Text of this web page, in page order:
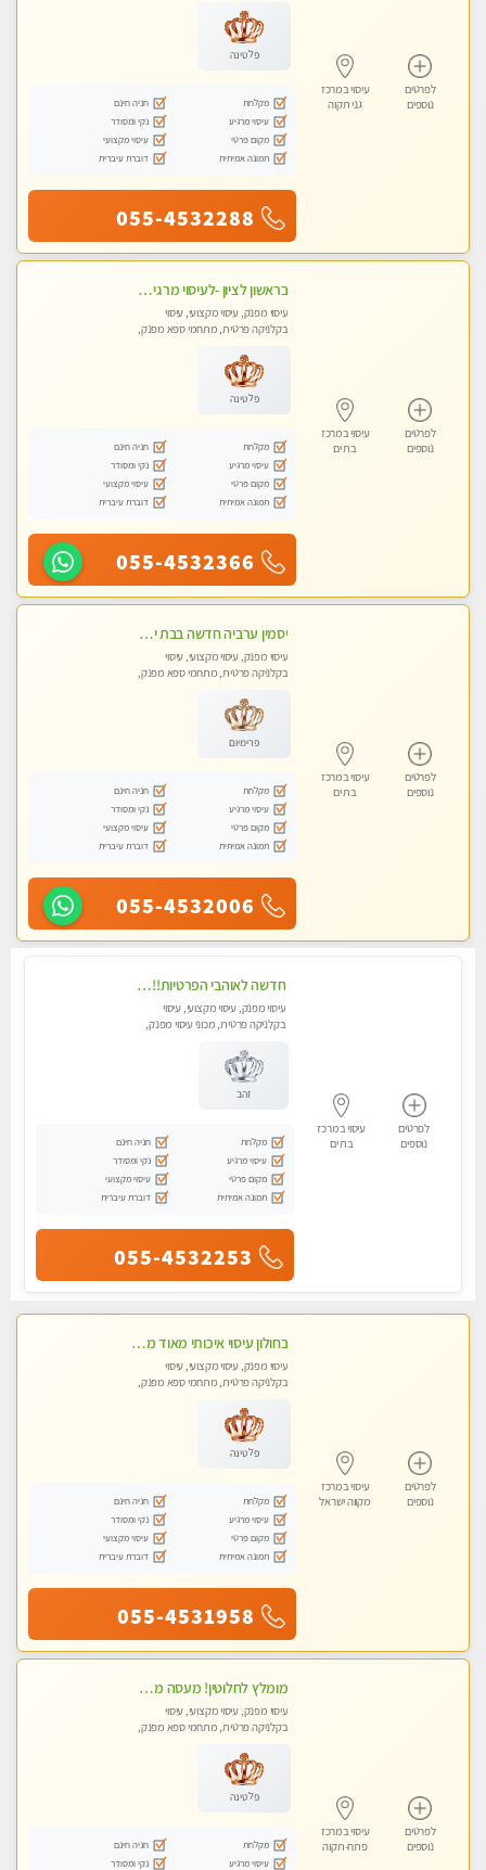
לפרטים
נוספים
עיסוי במרכז
גני תקוה
פלטינה
מקלחת
חניה חינם
עיסוי מרגיע
נקי ומסודר
מקום פרטי
עיסוי מקצועי
תמונה אמיתית
דוברת עיברית
055-4532288
לפרטים
נוספים
עיסוי במרכז
בת ים
בראשון לציון -לעיסוי מרגיע ומפנק VIP-מומלץ לחלוטין! פרטי! ​​​​​​ Highly recommended
עיסוי מפנק, עיסוי מקצועי, עיסוי
בקלניקה פרטית, מתחמי ספא מפנק,
פלטינה
מקלחת
חניה חינם
עיסוי מרגיע
נקי ומסודר
מקום פרטי
עיסוי מקצועי
תמונה אמיתית
דוברת עיברית
055-4532366
לפרטים
נוספים
עיסוי במרכז
בת ים
יסמין ערביה חדשה בבת ים חדש חדש .כל סוגי העיסויים במקום הכי מושלם בעיר בת ים . highly recommended..new in the city
עיסוי מפנק, עיסוי מקצועי, עיסוי
בקלניקה פרטית, מתחמי ספא מפנק,
טנטרה
פרימיום
מקלחת
חניה חינם
עיסוי מרגיע
נקי ומסודר
מקום פרטי
עיסוי מקצועי
תמונה אמיתית
דוברת עיברית
055-4532006
לפרטים
נוספים
עיסוי במרכז
בת ים
חדשה לאוהבי הפרטיות!!בראשון לציון! מעסה vip מפנקת בקליניקה פרטית לחלוטין!!! לבד! לרציניים בלבד! מומלץ!
עיסוי מפנק, עיסוי מקצועי, עיסוי
בקלניקה פרטית, מכוני עיסוי מפנק,
זהב
מקלחת
חניה חינם
עיסוי מרגיע
נקי ומסודר
מקום פרטי
עיסוי מקצועי
תמונה אמיתית
דוברת עיברית
055-4532253
לפרטים
נוספים
עיסוי במרכז
מקווה ישראל
בחולון עיסוי איכותי מאוד מעסה מקצועית
עיסוי מפנק, עיסוי מקצועי, עיסוי
בקלניקה פרטית, מתחמי ספא מפנק,
פלטינה
מקלחת
חניה חינם
עיסוי מרגיע
נקי ומסודר
מקום פרטי
עיסוי מקצועי
תמונה אמיתית
דוברת עיברית
055-4531958
לפרטים
נוספים
עיסוי במרכז
פתח-תקוה
מומלץ לחלוטין! מעסה מקצועית ואיכותית פרטי!!!
עיסוי מפנק, עיסוי מקצועי, עיסוי
בקלניקה פרטית, מתחמי ספא מפנק,
פלטינה
מקלחת
חניה חינם
עיסוי מרגיע
נקי ומסודר